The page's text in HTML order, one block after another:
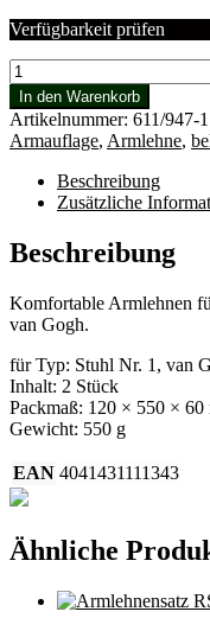
Verfügbarkeit prüfen
Armlehnen
Menge
In den Warenkorb
Artikelnummer: 611/947-1
Armauflage, Armlehne,
Beschreibung
Zusätzliche
Beschreibung
Komfortable Armlehnen
van Gogh.
für Typ: Stuhl Nr. 1, van
Inhalt: 2 Stück
Packmaß: 120 × 550 × 60
Gewicht: 550 g
EAN 4041431111343
Ähnliche